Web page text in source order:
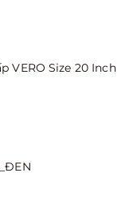
VERO Size 20 Inch